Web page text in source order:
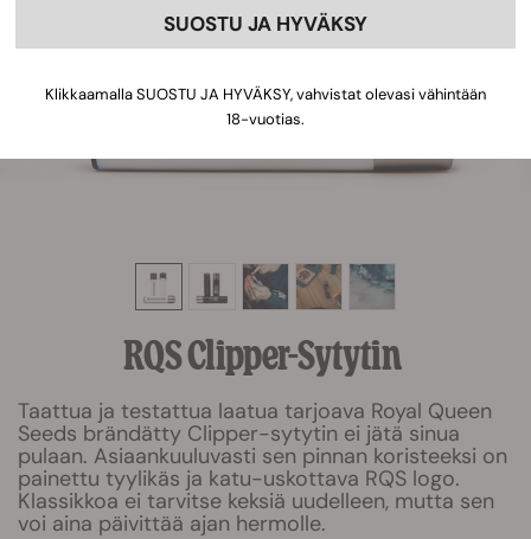
RQS Clipper-Sytytin
Taattua ja testattua laatua tarjoava Royal Queen
Seeds brändätty Clipper-sytytin ei jätä sinua
pulaan. Asiaankuuluvasti sen pinnan koristeeksi on
painettu tyylikäs ja katu-uskottava RQS logo.
Klassikkoa ei tarvitse keksiä uudelleen, mutta sen
voi aina päivittää ajan hermolle.
SUOSTU JA HYVÄKSY
Klikkaamalla SUOSTU JA HYVÄKSY, vahvistat olevasi vähintään
18-vuotias.